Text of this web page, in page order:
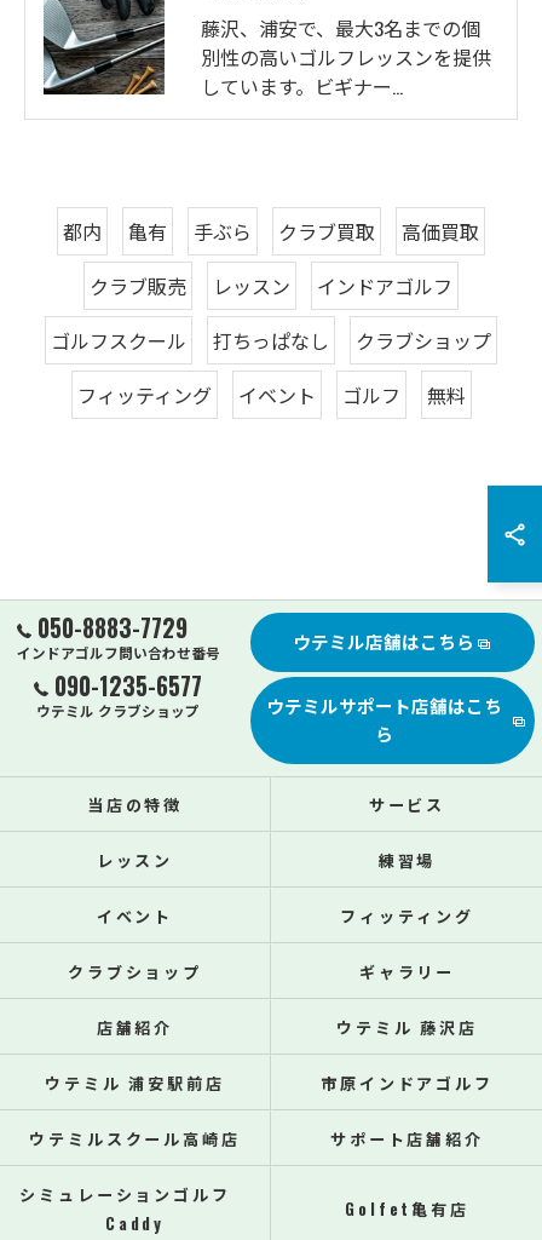
藤沢、浦安で、最大3名までの個
別性の高いゴルフレッスンを提供
しています。ビギナー…
都内 亀有 手ぶら クラブ買取
高価買取
クラブ販売
レッスン
インドアゴルフ
ゴルフスクール
打ちっぱなし
クラブショップ
フィッティング
イベント ゴルフ 無料
050-8883-7729
インドアゴルフ問い合わせ番号
090-1235-6577
ウテミル クラブショップ
ウテミル店舗はこちら
ウテミルサポート店舗はこち
ら
当店の特徴 サービス
レッスン 練習場
イベント フィッティング
クラブショップ ギャラリー
店舗紹介 ウテミル 藤沢店
ウテミル 浦安駅前店 市原インドアゴルフ
ウテミルスクール高崎店 サポート店舗紹介
シミュレーションゴルフ
Caddy
Golfet亀有店